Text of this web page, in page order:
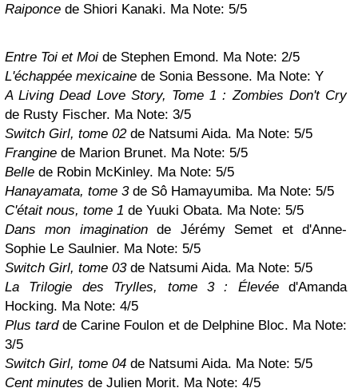
Raiponce de Shiori Kanaki. Ma Note: 5/5
Entre Toi et Moi de Stephen Emond. Ma Note: 2/5
L'échappée mexicaine de Sonia Bessone. Ma Note: Y
A Living Dead Love Story, Tome 1 : Zombies Don't Cry
de Rusty Fischer. Ma Note: 3/5
Switch Girl, tome 02de Natsumi Aida. Ma Note: 5/5
Frangine de Marion Brunet. Ma Note: 5/5
Belle de Robin McKinley. Ma Note: 5/5
Hanayamata, tome 3de Sô Hamayumiba. Ma Note: 5/5
C'était nous, tome 1 de Yuuki Obata. Ma Note: 5/5
Dans mon imaginationde Jérémy Semet et d'Anne-
Sophie Le Saulnier. Ma Note: 5/5
Switch Girl, tome 03de Natsumi Aida. Ma Note: 5/5
La Trilogie des Trylles, tome 3 : Élevéed'Amanda
Hocking. Ma Note: 4/5
Plus tardde Carine Foulon et de Delphine Bloc. Ma Note:
3/5
Switch Girl, tome 04 de Natsumi Aida. Ma Note: 5/5
Cent minutes de Julien Morit. Ma Note: 4/5